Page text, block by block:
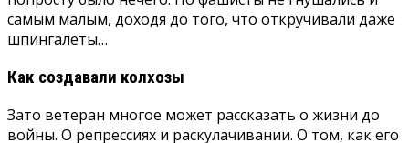
самым малым, доходя до того, что откручивали даже
шпингалеты…
Как создавали колхозы
Зато ветеран многое может рассказать о жизни до
войны. О репрессиях и раскулачивании. О том, как его